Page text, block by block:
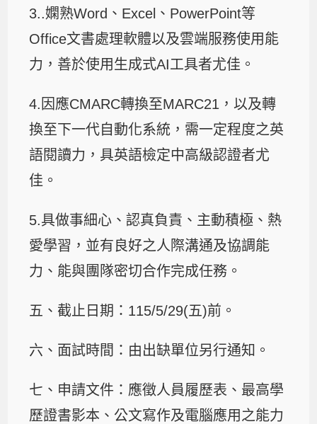
3..嫻熟Word、Excel、PowerPoint等
Office文書處理軟體以及雲端服務使用能
力，善於使用生成式AI工具者尤佳。
4.因應CMARC轉換至MARC21，以及轉
換至下一代自動化系統，需一定程度之英
語閱讀力，具英語檢定中高級認證者尤
佳。
5.具做事細心、認真負責、主動積極、熱
愛學習，並有良好之人際溝通及協調能
力、能與團隊密切合作完成任務。
五、截止日期：115/5/29(五)前。
六、面試時間：由出缺單位另行通知。
七、申請文件：應徵人員履歷表、最高學
歷證書影本、公文寫作及電腦應用之能力